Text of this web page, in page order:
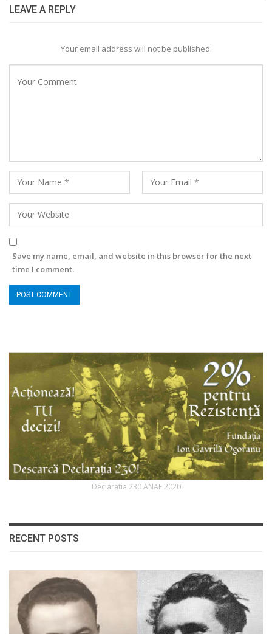
LEAVE A REPLY
Your email address will not be published.
Save my name, email, and website in this browser for the next
time I comment.
Declaratia 230 ANAF 2020
RECENT POSTS